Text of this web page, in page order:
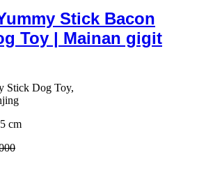
Stick Bacon
Toy | Mainan gigit
Stick Dog Toy,
cm